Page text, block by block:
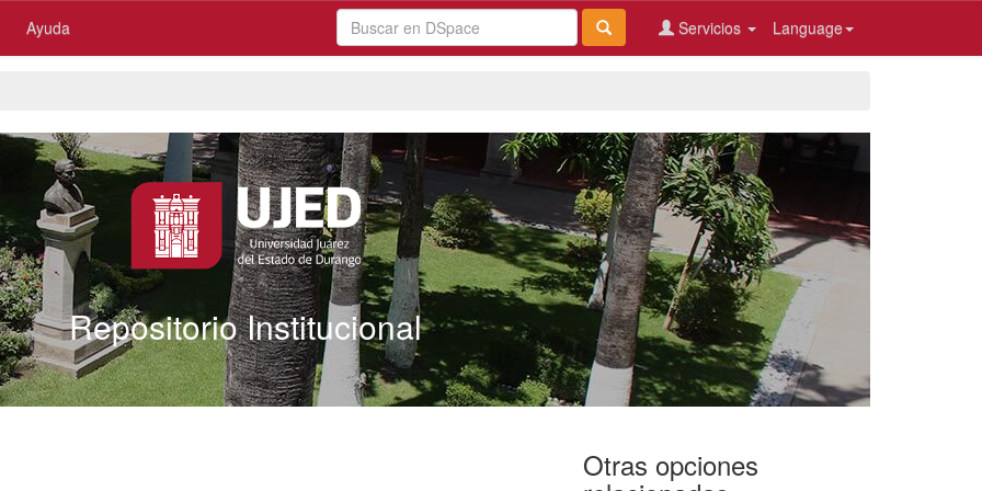
Ayuda Language
Servicios
Repositorio Institucional
Otras opciones